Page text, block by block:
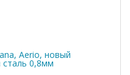
Aerio, новый
сталь 0,8мм